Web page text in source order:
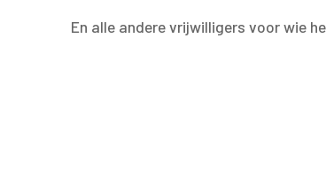
En alle andere vrijwilligers voor wie